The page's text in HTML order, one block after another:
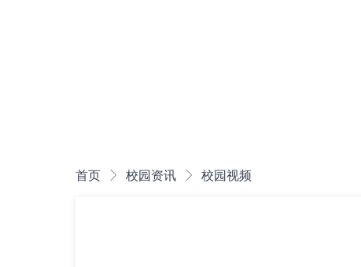
首页 校园资讯 校园视频